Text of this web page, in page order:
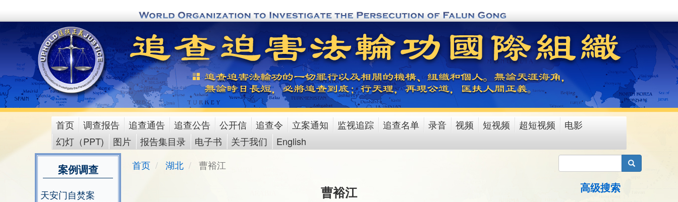
to
content
main
menu
首页 调查报告 追查通告 追查公告 公开信 追查令 立案通知 监视追踪 追查名单 录音 视频 短视频 超短视频
电影
幻灯（PPT)
图片 报告集目录 电子书 关于我们 English
案例调查
天安门自焚案
首页 湖北 曹裕江
曹裕江
搜索
高级搜索